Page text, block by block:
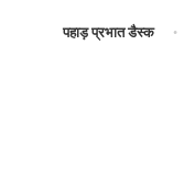
पहाड़ प्रभात डैस्क